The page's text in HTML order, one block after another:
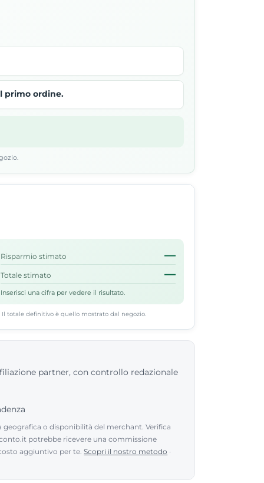
primo ordine.
Risparmio stimato —
Totale stimato —
Inserisci una cifra per vedere il risultato.
totale definitivo è quello mostrato dal negozio.
partner, con controllo redazionale
o disponibilità del merchant. Verifica
potrebbe ricevere una commissione
aggiuntivo per te.Scopri il nostro metodo ·